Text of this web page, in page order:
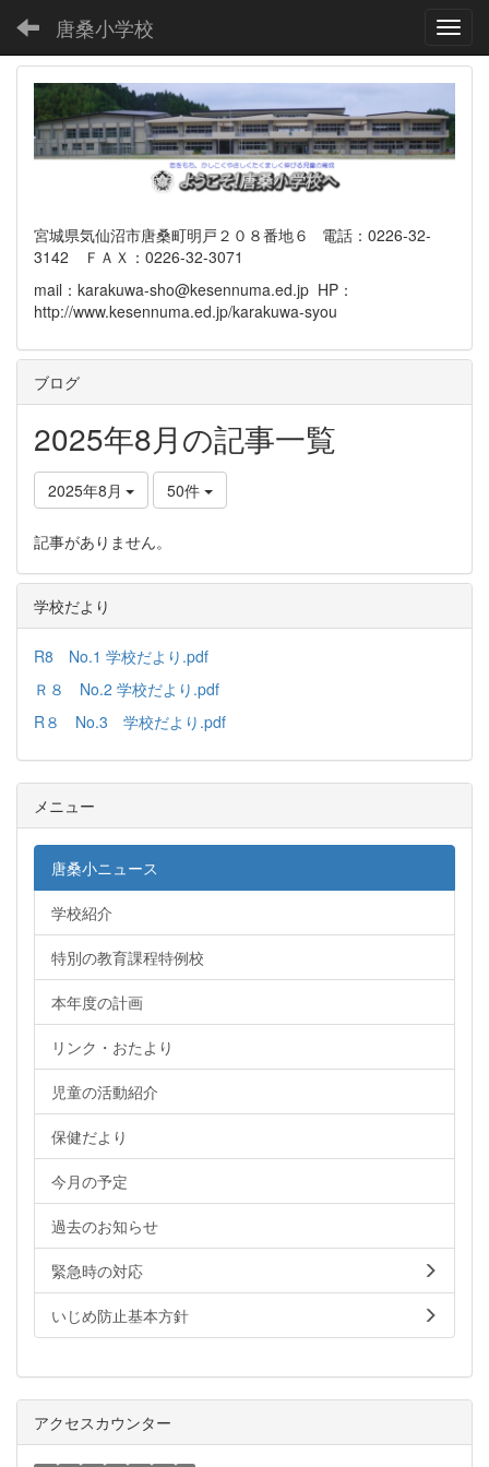
唐桑小学校
宮城県気仙沼市唐桑町明戸２０８番地６ 電話：0226-32-
3142 ＦＡＸ：0226-32-3071
mail：karakuwa-sho@kesennuma.ed.jp HP：
http://www.kesennuma.ed.jp/karakuwa-syou
ブログ
2025年8月の記事一覧
2025年8月 50件
記事がありません。
学校だより
R8 No.1 学校だより.pdf
Ｒ８ No.2 学校だより.pdf
R８ No.3 学校だより.pdf
メニュー
唐桑小ニュース
学校紹介
特別の教育課程特例校
本年度の計画
リンク・おたより
児童の活動紹介
保健だより
今月の予定
過去のお知らせ
緊急時の対応
いじめ防止基本方針
アクセスカウンター